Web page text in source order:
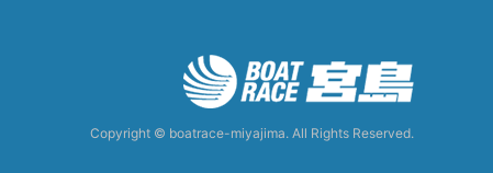
Copyright © boatrace-miyajima. All Rights Reserved.